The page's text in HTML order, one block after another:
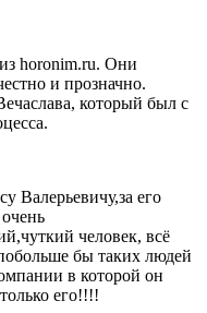
horonim.ru. Они
и прозначно.
который был с
Валерьевичу,за его
человек, всё
бы таких людей
в которой он
его!!!!